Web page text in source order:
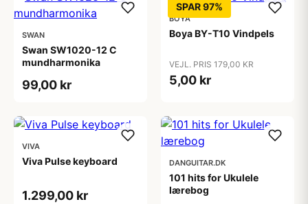
SWAN
Swan SW1020-12 C
mundharmonika
99,00 kr
SPAR 97%
BOYA
Boya BY-T10 Vindpels
VEJL. PRIS 179,00 KR
5,00 kr
VIVA
Viva Pulse keyboard
1.299,00 kr
DANGUITAR.DK
101 hits for Ukulele
lærebog